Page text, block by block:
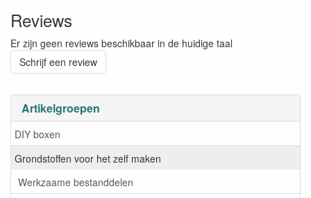
Artikelgroepen
DIY boxen
Grondstoffen voor het zelf maken
Werkzaame bestanddelen
Reviews
Er zijn geen reviews beschikbaar in de huidige taal
Schrijf een review